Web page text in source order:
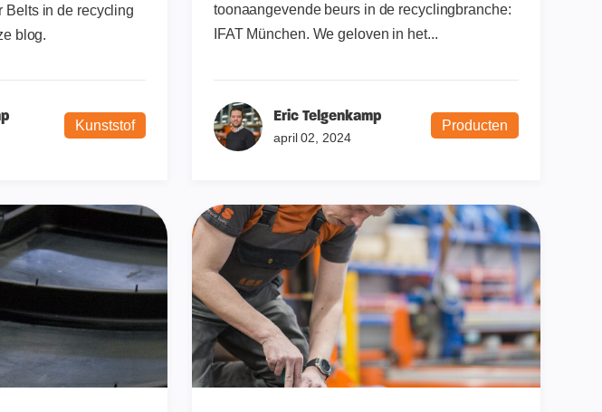
Belts in de recycling
blog.
Kunststof
toonaangevende beurs in de recyclingbranche:
IFAT München. We geloven in het...
Eric Telgenkamp
april 02, 2024
Producten